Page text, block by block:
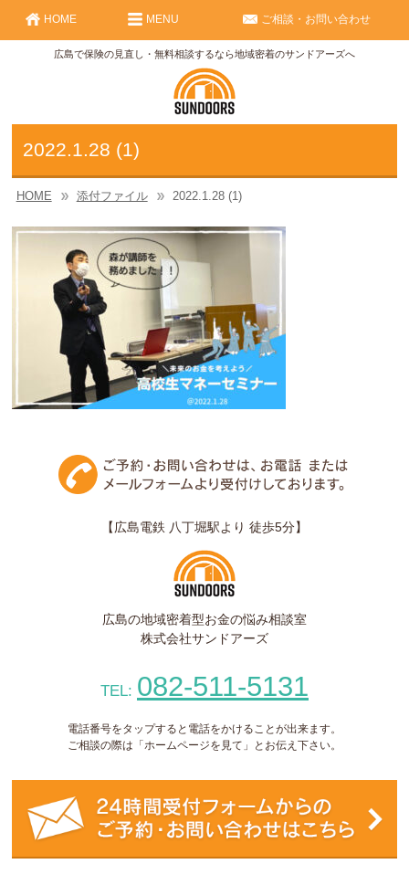
広島で保険の見直し・無料相談するなら地域密着のサンドアーズへ
HOME ご相談・お問い合わせ
MENU
2022.1.28 (1)
HOME 添付ファイル 2022.1.28 (1)
【広島電鉄 八丁堀駅より 徒歩5分】
広島の地域密着型お金の悩み相談室
株式会社サンドアーズ
TEL: 082-511-5131
電話番号をタップすると電話をかけることが出来ます。
ご相談の際は「ホームページを見て」とお伝え下さい。